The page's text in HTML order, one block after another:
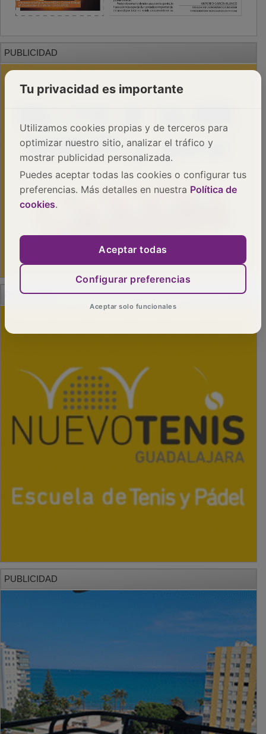
PUBLICIDAD
PUBLICIDAD
PUBLICIDAD
Tu privacidad es importante
Utilizamos cookies propias y de terceros para
optimizar nuestro sitio, analizar el tráfico y
mostrar publicidad personalizada.
Puedes aceptar todas las cookies o configurar tus
preferencias. Más detalles en nuestra Política de
cookies.
Aceptar todas
Configurar preferencias
Aceptar solo funcionales